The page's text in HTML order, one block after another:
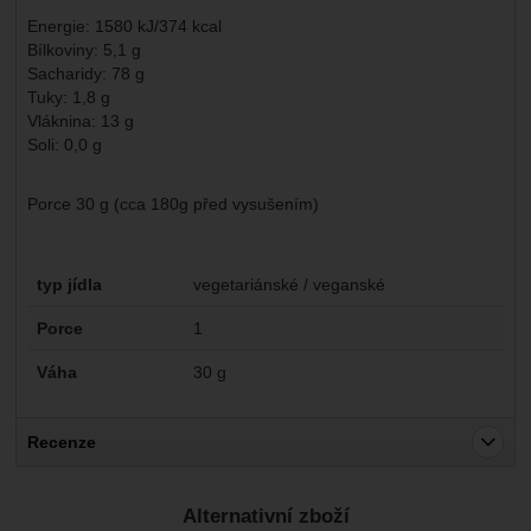
Energie: 1580 kJ/374 kcal
Bílkoviny: 5,1 g
Sacharidy: 78 g
Tuky: 1,8 g
Vláknina: 13 g
Soli: 0,0 g
Porce 30 g (cca 180g před vysušením)
Parametry
typ jídla vegetariánské / veganské
Porce 1
Váha 30 g
Recenze
Alternativní zboží